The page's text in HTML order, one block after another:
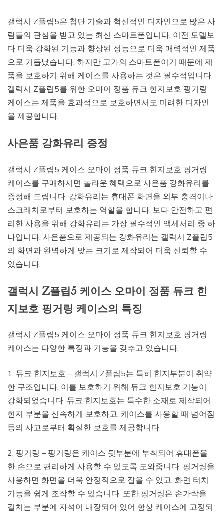
갤럭시 Z플립5은 첨단 기술과 혁신적인 디자인으로 많은 사
람들의 관심을 받고 있는 최신 스마트폰입니다. 이전 모델보
다 더욱 강화된 기능과 향상된 성능으로 더욱 매력적인 제품
으로 거듭났습니다. 하지만 고가의 스마트폰이기 때문에 제
품을 보호하기 위해 케이스를 사용하는 것은 필수적입니다.
갤럭시 Z플립5를 위한 오마이 정품 듀크 힌지보호 핑거링
케이스는 제품을 효과적으로 보호하면서도 미려한 디자인
을 제공합니다.
사은품 강화유리 증정
갤럭시 Z플립5 케이스 오마이 정품 듀크 힌지보호 핑거링
케이스를 구매하시면 놀라운 혜택으로 사은품 강화유리를
증정해 드립니다. 강화유리는 휴대폰 화면을 외부 충격이나
스크래치로부터 보호하는 역할을 합니다. 보다 안전하고 편
리한 사용을 위해 강화유리는 가장 필수적인 액세서리 중 하
나입니다. 사은품으로 제공되는 강화유리는 갤럭시 Z플립5
의 화면과 완벽하게 맞는 크기로 제작되어 더욱 신뢰할 수
있습니다.
갤럭시 Z플립5 케이스 오마이 정품 듀크 힌
지보호 핑거링 케이스의 특징
갤럭시 Z플립5 케이스 오마이 정품 듀크 힌지보호 핑거링
케이스는 다양한 특징과 기능을 갖추고 있습니다.
1. 듀크 힌지보호 – 갤럭시 Z플립5는 특히 힌지부분이 취약
한 구조입니다. 이를 보호하기 위해 듀크 힌지보호 기능이
강화되었습니다. 듀크 힌지보호는 특수한 소재로 제작되어
힌지 부분을 신속하게 보호하고, 케이스를 사용할 때 넘어짐
등의 사고로부터 확실한 보호를 제공합니다.
2. 핑거링 – 핑거링은 케이스 뒷부분에 부착되어 휴대폰을
한 손으로 편리하게 사용할 수 있도록 도와줍니다. 핑거링을
사용하면 화면을 더욱 안정적으로 잡을 수 있고, 화면 터치
기능을 쉽게 조작할 수 있습니다. 또한 핑거링은 손가락을
걸치는 부분에 자석이 내장되어 있어 항상 케이스에 고정되